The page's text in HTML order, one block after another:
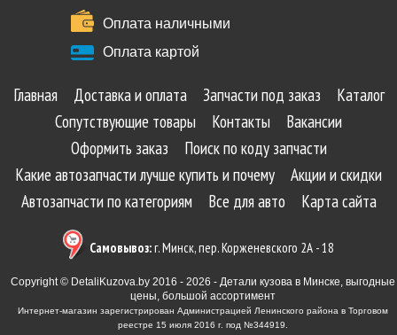
Оплата наличными
Оплата картой
Главная Доставка и оплата Запчасти под заказ
Каталог
Сопутствующие товары
Контакты
Вакансии
Оформить заказ
Поиск по коду запчасти
Какие автозапчасти лучше купить и почему
Акции и скидки
Автозапчасти по категориям
Все для авто Карта сайта
Самовывоз:г. Минск, пер. Корженевского 2А - 18
Copyright © DetaliKuzova.by 2016 - 2026 - Детали кузова в Минске, выгодные
цены, большой ассортимент
Интернет-магазин зарегистрирован Администрацией Ленинского района в Торговом
реестре 15 июля 2016 г. под №344919.